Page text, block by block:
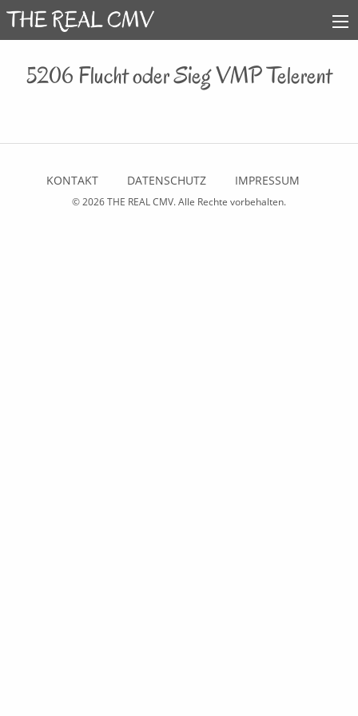
5206 Flucht oder Sieg VMP Telerent
KONTAKT DATENSCHUTZ IMPRESSUM
© 2026THE REAL CMV. Alle Rechte vorbehalten.